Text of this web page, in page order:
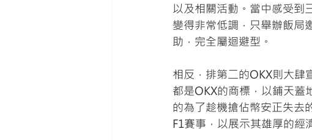
以及相關活動。當中感受到
變得非常低調，只舉辦飯局
助，完全屬迴避型。
相反，排第二的OKX則大肆
都是OKX的商標，以鋪天蓋
的為了趁機搶佔幣安正失去
F1賽事，以展示其雄厚的經